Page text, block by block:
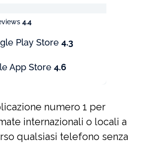
4.4
Play Store 4.3
App Store 4.6
numero 1 per
internazionali o locali a
qualsiasi telefono senza